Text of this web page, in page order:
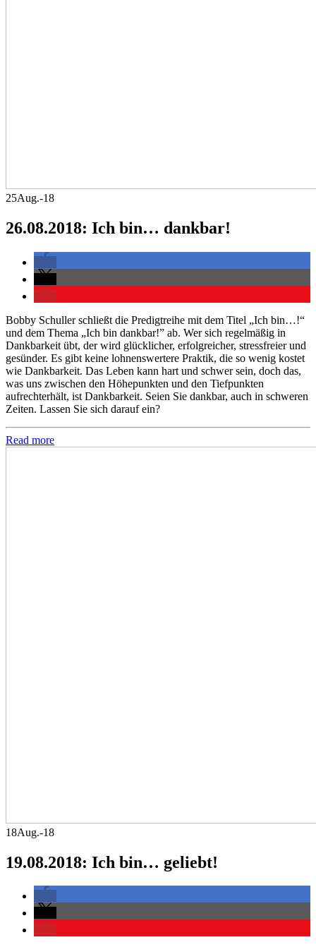
25Aug.-18
26.08.2018: Ich bin… dankbar!
Bobby Schuller schließt die Predigtreihe mit dem Titel „Ich bin…!“
und dem Thema „Ich bin dankbar!” ab. Wer sich regelmäßig in
Dankbarkeit übt, der wird glücklicher, erfolgreicher, stressfreier und
gesünder. Es gibt keine lohnenswertere Praktik, die so wenig kostet
wie Dankbarkeit. Das Leben kann hart und schwer sein, doch das,
was uns zwischen den Höhepunkten und den Tiefpunkten
aufrechterhält, ist Dankbarkeit. Seien Sie dankbar, auch in schweren
Zeiten. Lassen Sie sich darauf ein?
Read more
18Aug.-18
19.08.2018: Ich bin… geliebt!